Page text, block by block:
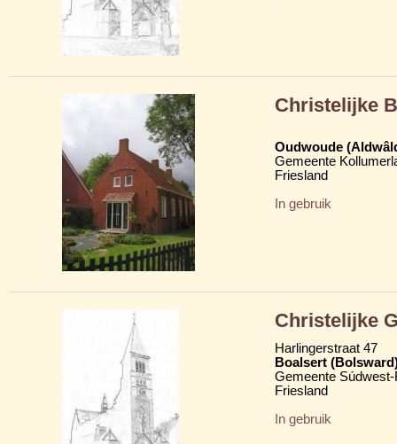
Christelijke
Oudwoude
Gemeente
Friesland
In gebruik
Christelijke
Harlingerstraat 47
Boalsert
Gemeente
Friesland
In gebruik